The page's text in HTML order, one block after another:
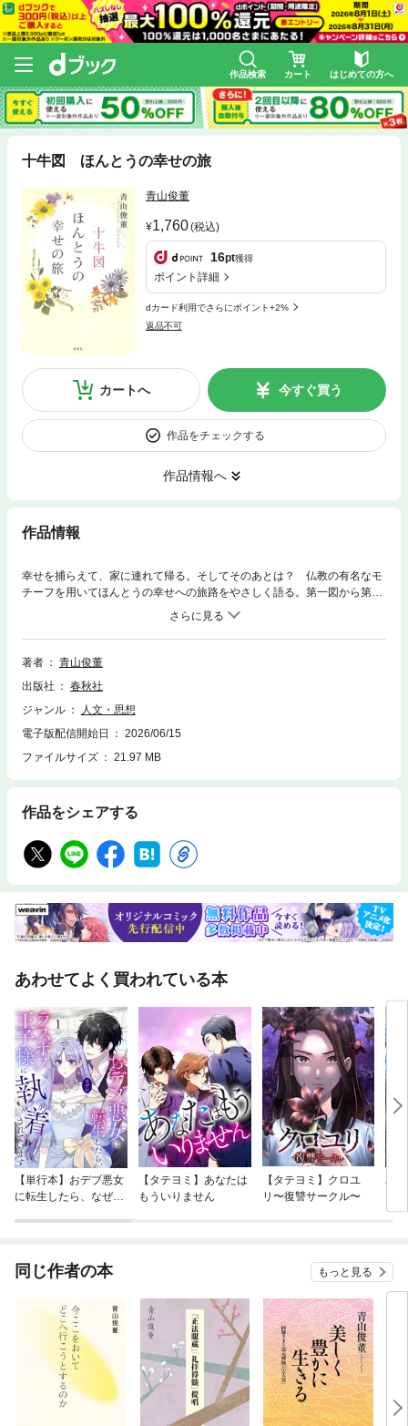
作品検索 カート はじめての方へ
十牛図 ほんとうの幸せの旅
青山俊董
1,760(税込)
16pt獲得
ポイント詳細
dカード利用でさらにポイント+2%
返品不可
カートへ 今すぐ買う
作品をチェックする
作品情報へ
作品情報
幸せを捕らえて、家に連れて帰る。そしてそのあとは？ 仏教の有名なモ
チーフを用いてほんとうの幸せへの旅路をやさしく語る。第一図から第十
著者
青山俊董
出版社
春秋社
ジャンル
人文・思想
電子版配信開始日
2026/06/15
ファイルサイズ
21.97 MB
作品をシェアする
あわせてよく買われている本
【単行本】おデブ悪女
に転生したら、なぜか
【タテヨミ】あなたは
もういりません
【タテヨミ】クロユ
リ〜復讐サークル〜
バ
今
同じ作者の本 もっと見る